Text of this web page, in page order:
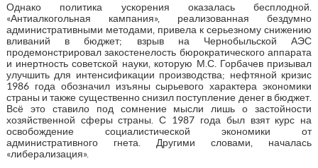
Однако политика ускорения оказалась бесплодной.
«Антиалкогольная кампания», реализованная бездумно
административными методами, привела к серьезному снижению
вливаний в бюджет; взрыв на Чернобыльской АЭС
продемонстрировал закостенелость бюрократического аппарата
и инертность советской науки, которую М.С. Горбачев призывал
улучшить для интенсификации производства; нефтяной кризис
1986 года обозначил изъяны сырьевого характера экономики
страны и также существенно снизил поступление денег в бюджет.
Всё это ставило под сомнение мысли лишь о застойности
хозяйственной сферы страны. С 1987 года был взят курс на
освобождение социалистической экономики от
административного гнета. Другими словами, началась
«либерализация».